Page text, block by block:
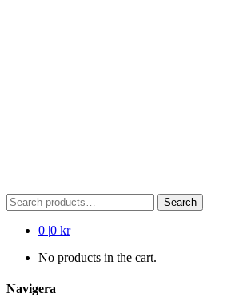
Search
for:
Search
0 |0 kr
No products in the cart.
Navigera